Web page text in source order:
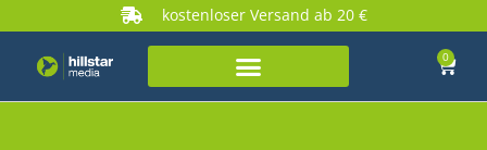
kostenloser Versand ab 20 €
0